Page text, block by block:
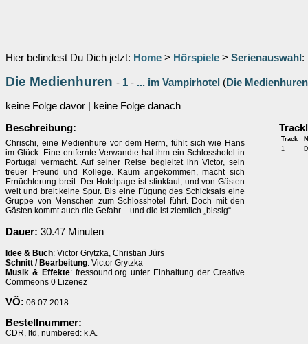
Hier befindest Du Dich jetzt: Home > Hörspiele > Serienauswahl :
Die Medienhuren - 1 - ... im Vampirhotel (Die Medienhuren
keine Folge davor | keine Folge danach
Beschreibung:
Chrischi, eine Medienhure vor dem Herrn, fühlt sich wie Hans
im Glück. Eine entfernte Verwandte hat ihm ein Schlosshotel in
Portugal vermacht. Auf seiner Reise begleitet ihn Victor, sein
treuer Freund und Kollege. Kaum angekommen, macht sich
Ernüchterung breit. Der Hotelpage ist stinkfaul, und von Gästen
weit und breit keine Spur. Bis eine Fügung des Schicksals eine
Gruppe von Menschen zum Schlosshotel führt. Doch mit den
Gästen kommt auch die Gefahr – und die ist ziemlich „bissig“…
Dauer: 30.47 Minuten
Idee & Buch: Victor Grytzka, Christian Jürs
Schnitt / Bearbeitung: Victor Grytzka
Musik & Effekte: fressound.org unter Einhaltung der Creative
Commeons 0 Lizenez
VÖ: 06.07.2018
Bestellnummer:
CDR, ltd, numbered: k.A.
Track
1